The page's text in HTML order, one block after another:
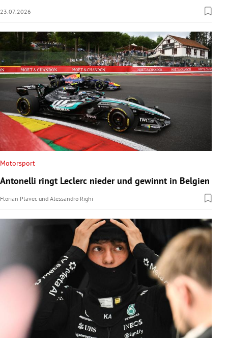
23.07.2026
Motorsport
Antonelli ringt Leclerc nieder und gewinnt in Belgien
Florian Plavec und Alessandro Righi